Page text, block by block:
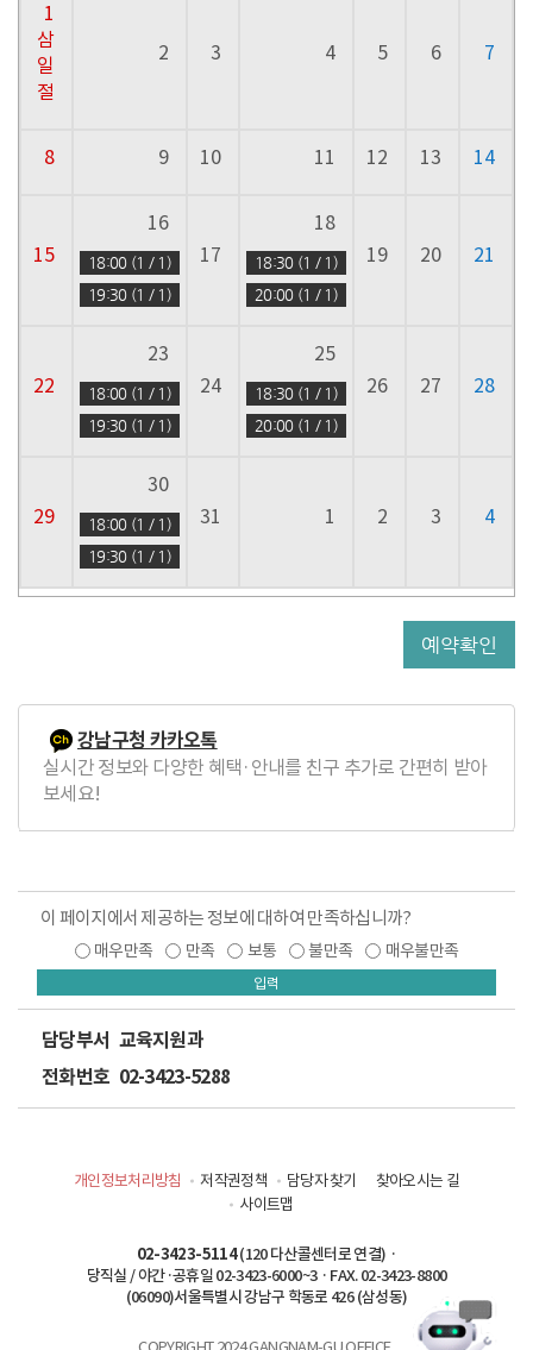
1
삼
일
절
2 3 4 5 6 7
8 9 10 11 12 13 14
15
16
18:00 (1 / 1)
19:30 (1 / 1)
17
18
18:30 (1 / 1)
20:00 (1 / 1)
19 20 21
22
23
18:00 (1 / 1)
19:30 (1 / 1)
24
25
18:30 (1 / 1)
20:00 (1 / 1)
26 27 28
29
30
18:00 (1 / 1)
19:30 (1 / 1)
31 1 2 3 4
예약확인
강남구청 카카오톡
실시간 정보와 다양한 혜택·안내를 친구 추가로 간편히 받아
보세요!
이 페이지에서 제공하는 정보에 대하여 만족하십니까?
매우만족 만족 보통 불만족 매우불만족
입력
담당부서 교육지원과
전화번호 02-3423-5288
개인정보처리방침 저작권정책 담당자 찾기
찾아오시는 길
사이트맵
02-3423-5114(120 다산콜센터로 연결) ·
당직실 / 야간·공휴일 02-3423-6000~3 · FAX. 02-3423-8800
(06090)서울특별시 강남구 학동로 426 (삼성동)